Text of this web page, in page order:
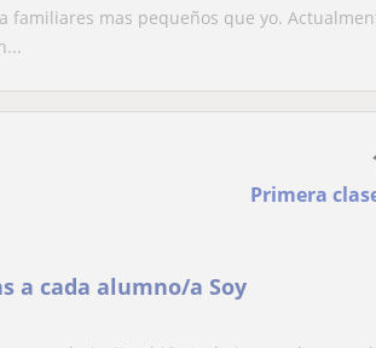
familiares mas pequeños que yo.
Primera
cada alumno/a Soy